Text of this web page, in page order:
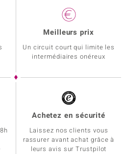
Meilleurs prix
Un circuit court qui limite les
intermédiaires onéreux
Achetez en sécurité
Laissez nos clients vous
rassurer avant achat grâce à
leurs avis sur Trustpilot